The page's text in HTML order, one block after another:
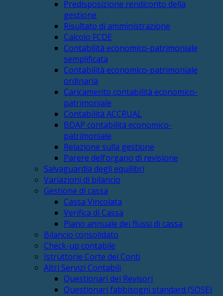
Predisposizione rendiconto della
gestione
Risultato di amministrazione
Calcolo FCDE
Contabilità economico-patrimoniale
semplificata
Contabilità economico-patrimoniale
ordinaria
Caricamento contabilità economico-
patrimoniale
Contabilità ACCRUAL
BDAP contabilità economico-
patrimoniale
Relazione sulla gestione
Parere dell’organo di revisione
Salvaguardia degli equilibri
Variazioni di bilancio
Gestione di cassa
Cassa Vincolata
Verifica di Cassa
Piano annuale dei flussi di cassa
Bilancio consolidato
Check-up contabile
Istruttorie Corte dei Conti
Altri Servizi Contabili
Questionari dei Revisori
Questionari fabbisogni standard (SOSE)